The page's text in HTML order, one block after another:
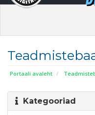
Portaali avaleht
Kategooriad